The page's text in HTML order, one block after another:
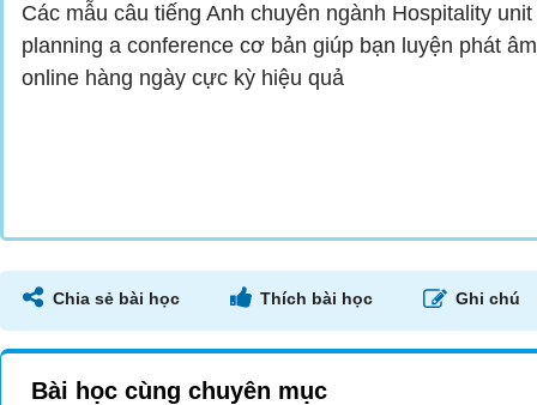
Các mẫu câu tiếng Anh chuyên ngành Hospitality
planning a conference cơ bản giúp bạn luyện phát
online hàng ngày cực kỳ hiệu quả
Chia sẻ bài học Thích bài học Ghi chú
Bài học cùng chuyên mục